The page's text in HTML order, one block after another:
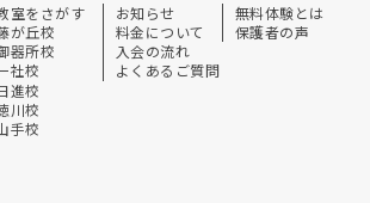
室をさがす
が丘校
器所校
社校
進校
川校
手校
お知らせ
料金について
入会の流れ
よくあるご質問
無料体験とは
保護者の声